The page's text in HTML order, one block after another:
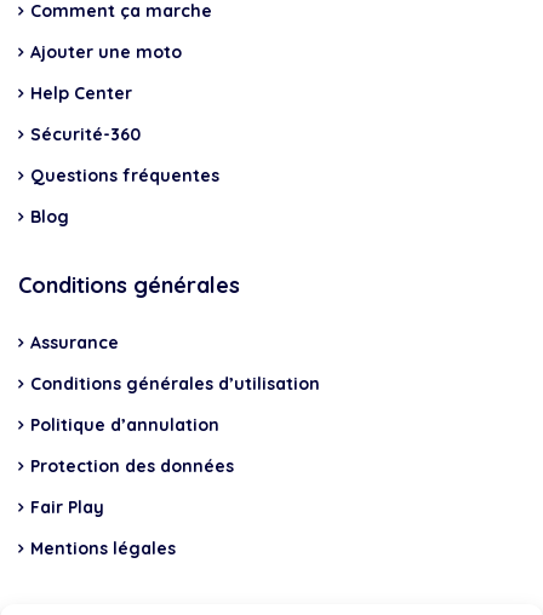
Comment ça marche
Ajouter une moto
Help Center
Sécurité-360
Questions fréquentes
Blog
Conditions générales
Assurance
Conditions générales d’utilisation
Politique d’annulation
Protection des données
Fair Play
Mentions légales